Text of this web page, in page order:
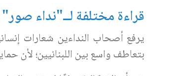
قراءة مختلفة لــ"نداء
يرفع أصحاب النداءين شعارات
بتعاطف واسع بين اللبنانيين؛ لأن